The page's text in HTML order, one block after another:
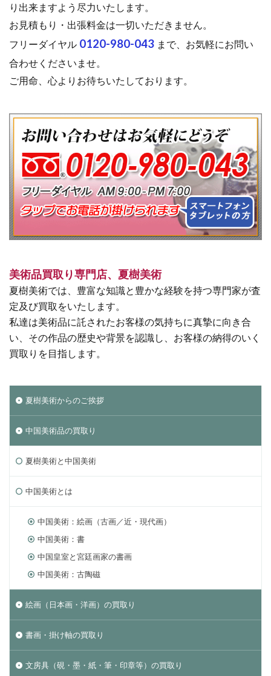
り出来ますよう尽力いたします。
お見積もり・出張料金は一切いただきません。
フリーダイヤル 0120-980-043 まで、お気軽にお問い
合わせくださいませ。
ご用命、心よりお待ちいたしております。
美術品買取り専門店、夏樹美術
夏樹美術では、豊富な知識と豊かな経験を持つ専門家が査
定及び買取をいたします。
私達は美術品に託されたお客様の気持ちに真摯に向き合
い、その作品の歴史や背景を認識し、お客様の納得のいく
買取りを目指します。
夏樹美術からのご挨拶
中国美術品の買取り
夏樹美術と中国美術
中国美術とは
中国美術：絵画（古画／近・現代画）
中国美術：書
中国皇室と宮廷画家の書画
中国美術：古陶磁
絵画（日本画・洋画）の買取り
書画・掛け軸の買取り
文房具（硯・墨・紙・筆・印章等）の買取り